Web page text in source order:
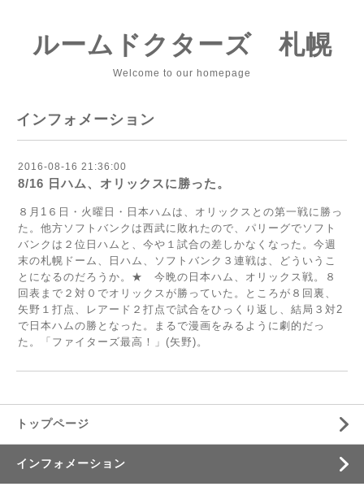
ルームドクターズ 札幌
Welcome to our homepage
インフォメーション
2016-08-16 21:36:00
8/16 日ハム、オリックスに勝った。
８月1６日・火曜日・日本ハムは、オリックスとの第一戦に勝っ
た。他方ソフトバンクは西武に敗れたので、パリーグでソフト
バンクは２位日ハムと、今や１試合の差しかなくなった。今週
末の札幌ドーム、日ハム、ソフトバンク３連戦は、どういうこ
とになるのだろうか。★ 今晩の日本ハム、オリックス戦。８
回表まで２対０でオリックスが勝っていた。ところが８回裏、
矢野１打点、レアード２打点で試合をひっくり返し、結局３対2
で日本ハムの勝となった。まるで漫画をみるように劇的だっ
た。「ファイターズ最高！」(矢野)。
トップページ
インフォメーション